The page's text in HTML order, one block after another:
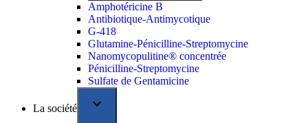
Amphotéricine B
Antibiotique-Antimycotique
G-418
Glutamine-Pénicilline-Streptomycine
Nanomycopulitine® concentrée
Pénicilline-Streptomycine
Sulfate de Gentamicine
La société